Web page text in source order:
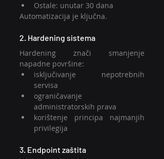
Ostale: unutar 30 dana
Automatizacija je ključna.
2. Hardening sistema
Hardening znači smanjenje
napadne površine:
isključivanje nepotrebnih
servisa
ograničavanje
administratorskih prava
korištenje principa najmanjih
privilegija
3. Endpoint zaštita